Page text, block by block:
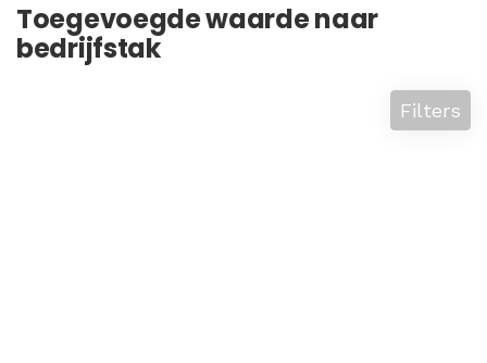
Toegevoegde waarde naar
bedrijfstak
Filters